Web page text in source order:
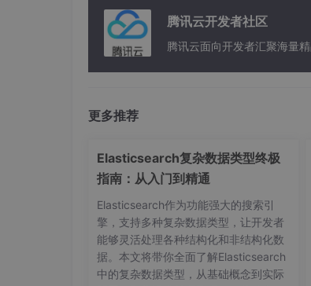
腾讯云开发者社区
腾讯云面向开发者汇聚海量
更多推荐
Elasticsearch复杂数据类型终极
指南：从入门到精通
Elasticsearch作为功能强大的搜索引
擎，支持多种复杂数据类型，让开发者
能够灵活处理各种结构化和非结构化数
据。本文将带你全面了解Elasticsearch
中的复杂数据类型，从基础概念到实际